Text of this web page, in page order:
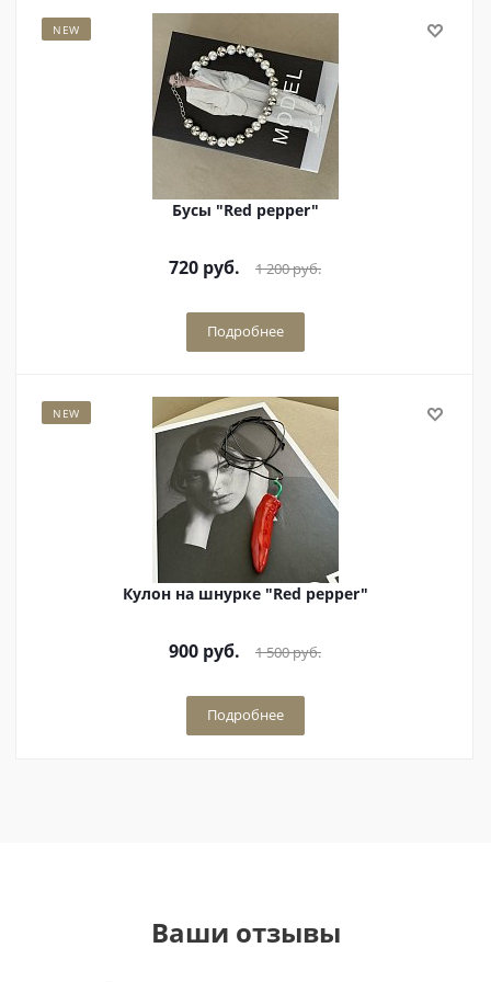
NEW
Бусы "Red pepper"
720 руб. 1 200руб.
Подробнее
NEW
Кулон на шнурке "Red pepper"
900 руб. 1 500руб.
Подробнее
Ваши отзывы